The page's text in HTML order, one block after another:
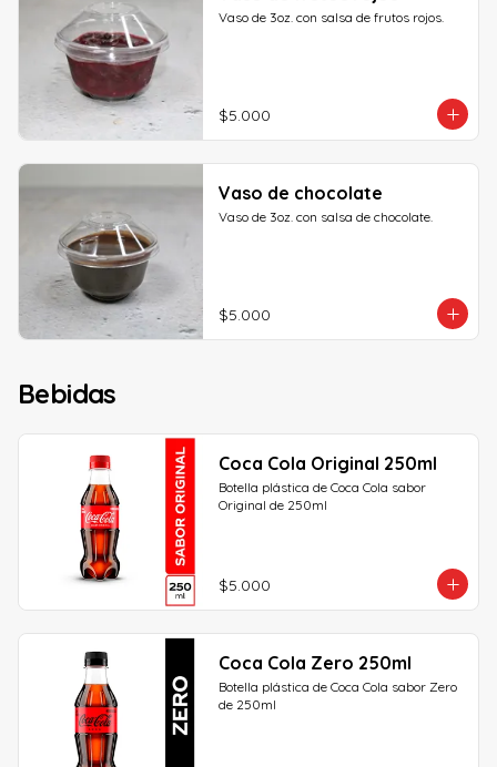
Vaso de 3oz. con salsa de frutos rojos.
$5.000
Vaso de chocolate
Vaso de 3oz. con salsa de chocolate.
$5.000
Bebidas
Coca Cola Original 250ml
Botella plástica de Coca Cola sabor
Original de 250ml
$5.000
Coca Cola Zero 250ml
Botella plástica de Coca Cola sabor Zero
de 250ml